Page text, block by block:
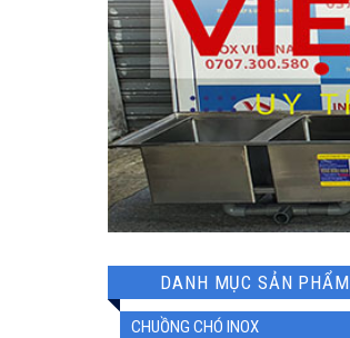
DANH MỤC SẢN PHẨM
CHUỒNG CHÓ INOX